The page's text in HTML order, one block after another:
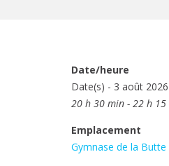
Date/heure
Date(s) - 3 août 2026
20 h 30 min - 22 h
Emplacement
Gymnase de la